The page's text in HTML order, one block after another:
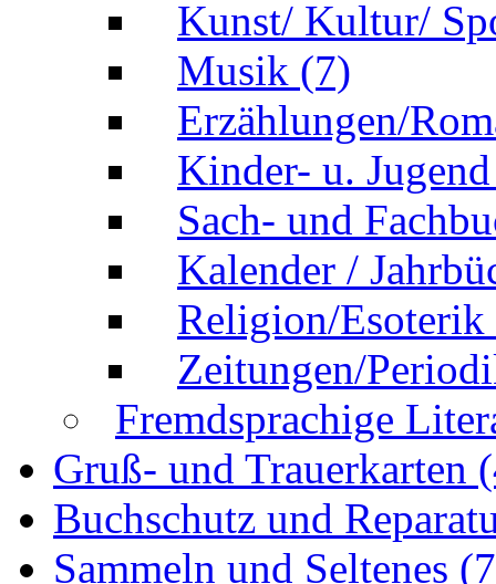
Kunst/ Kultur/
Musik (7)
Erzählungen/
Kinder- u.
Sach- und
Kalender /
Religion/Esoterik
Zeitungen/
Fremdsprachige
Gruß- und Trauerkarten
Buchschutz und
Sammeln und Seltenes